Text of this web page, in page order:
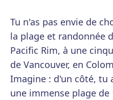
Tu n'as pas envie de
la plage et randonnée
Pacific Rim, à une
de Vancouver, en
Imagine : d'un côté, tu
une immense plage